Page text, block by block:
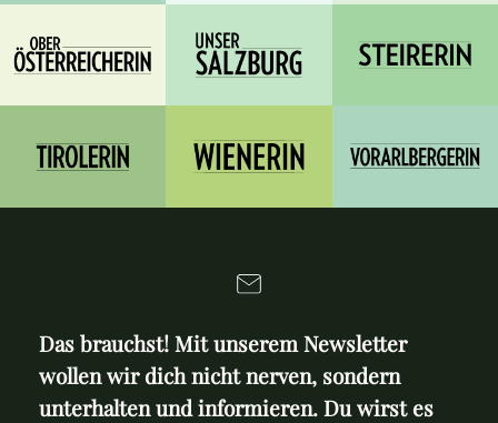
Das brauchst! Mit unserem Newsletter
wollen wir dich nicht nerven, sondern
unterhalten und informieren. Du wirst es